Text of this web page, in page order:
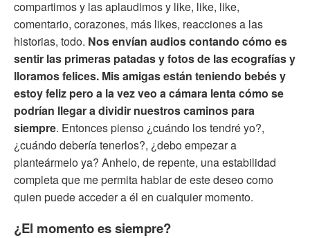
compartimos y las aplaudimos y like, like, like,
comentario, corazones, más likes, reacciones a las
historias, todo. Nos envían audios contando cómo es
sentir las primeras patadas y fotos de las ecografías y
lloramos felices. Mis amigas están teniendo bebés y
estoy feliz pero a la vez veo a cámara lenta cómo se
podrían llegar a dividir nuestros caminos para
siempre. Entonces pienso ¿cuándo los tendré yo?,
¿cuándo debería tenerlos?, ¿debo empezar a
planteármelo ya? Anhelo, de repente, una estabilidad
completa que me permita hablar de este deseo como
quien puede acceder a él en cualquier momento.
¿El momento es siempre?